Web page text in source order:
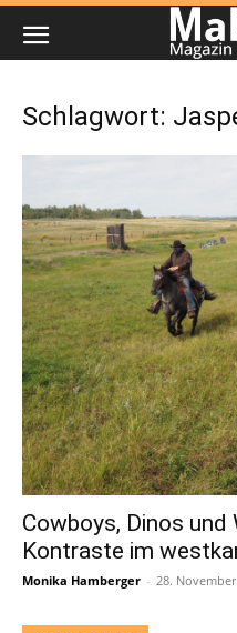
Schlagwort:
Cowboys, Dinos
Kontraste im
Monika Hamberger - 28.